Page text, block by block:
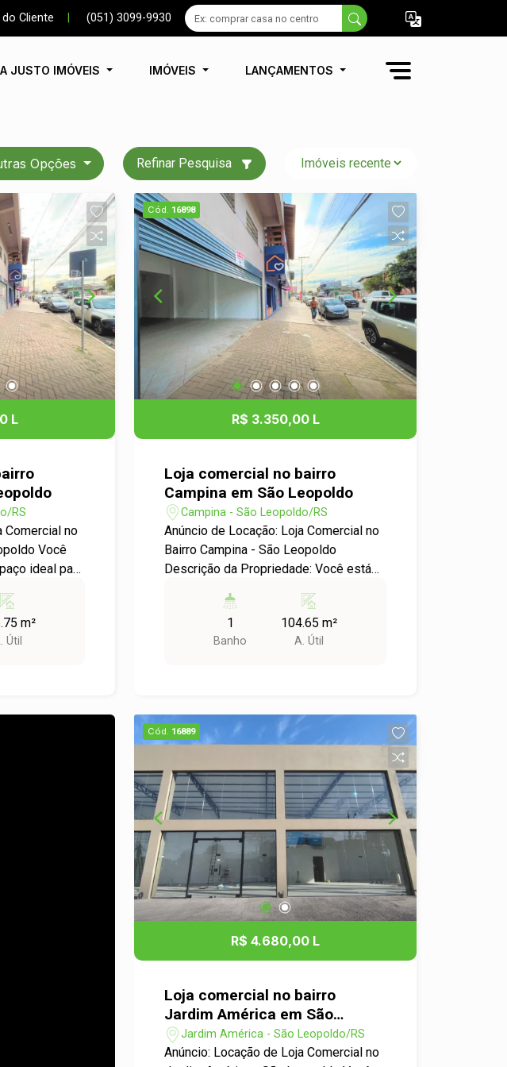
Cliente (051) 3099-9930
A JUSTO IMÓVEIS IMÓVEIS LANÇAMENTOS
Opções Refinar Pesquisa
L
RS
Comercial no
Você
ideal para
locação de
no bairro
Este
m²
Útil
Cód. 16898
R$ 3.350,00 L
Loja comercial no bairro
Campina em São Leopoldo
Campina - São Leopoldo/RS
Anúncio de Locação: Loja Comercial no
Bairro Campina - São Leopoldo
Descrição da Propriedade: Você está
expandir o seu negócio? Apresentamos
uma excelente oportunidade de
locação: loja comercial localizada no
de pessoas e fácil acesso. - Espaço
amplo e versátil, ideal para diversos
roupas, eletrônicos, serviços e muito
mais. - Ambientes bem iluminados,
proporcionando conforto e atratividade
para seus clientes. - Estrutura
adequada para instalação de ponto
comercial, com possibilidade de
personalização conforme a
necessidade do seu negócio.
Vantagens da Localização: - Bairro
Campina é conhecido por sua forte
atraindo um público diversificado. -
Proximidade a transportes públicos e
estacionamentos, facilitando o acesso
de clientes e funcionários. - Região em
1
Banho
104.65 m²
A. Útil
Cód. 16889
R$ 4.680,00 L
Loja comercial no bairro
Jardim América em São
Leopoldo
Jardim América - São Leopoldo/RS
Anúncio: Locação de Loja Comercial no